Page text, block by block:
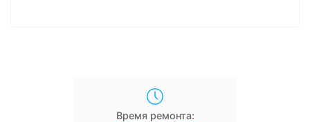
Время ремонта: